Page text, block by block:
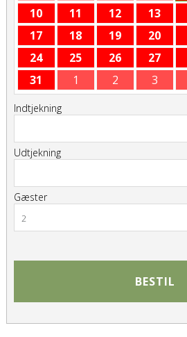
10
11 12 13
17
18 19 20
24
25 26 27
31
1 2 3
Indtjekning
Udtjekning
Gæster
2
BESTIL